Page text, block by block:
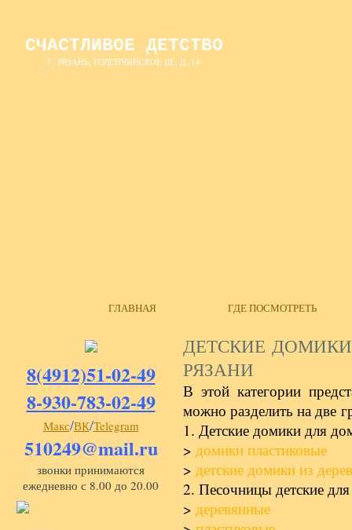
СЧАСТЛИВОЕ ДЕТСТВО
Г. РЯЗАНЬ, ГОЛЕНЧИНСКОЕ Ш., Д. 14
ГЛАВНАЯ ГДЕ ПОСМОТРЕТЬ
8(4912)51-02-49
8-930-783-02-49
Макс/ВК/Telegram
510249@mail.ru
звонки принимаются
ежедневно с 8.00 до 20.00
ДЕТСКИЕ
РЯЗАНИ
В этой категории
можно разделить на две
1. Детские домики для
> домики пластиковые
> детские домики из
2. Песочницы детские
> деревянные